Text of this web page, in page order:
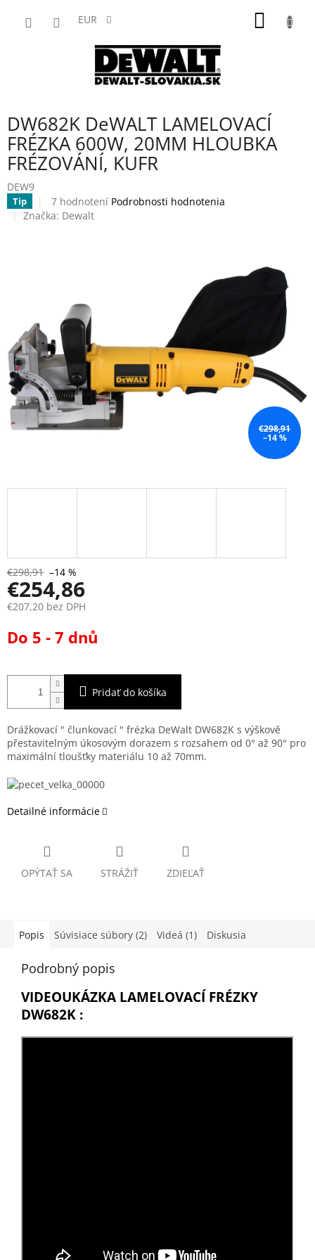
EUR
DW682K DeWALT LAMELOVACÍ
FRÉZKA 600W, 20MM HLOUBKA
FRÉZOVÁNÍ, KUFR
DEW9
Tip
Priemerné
hodnotenie
7 hodnotení Podrobnosti hodnotenia
Značka: Dewalt
€298,91
–14 %
€298,91 –14 %
€254,86
€207,20 bez DPH
cena:
Do 5 - 7 dnů
Pridať do košíka
Drážkovací " člunkovací " frézka DeWalt DW682K s výškově
přestavitelným úkosovým dorazem s rozsahem od 0° až 90° pro
maximální tloušťky materiálu 10 až 70mm.
Detailné informácie
OPÝTAŤ SA STRÁŽIŤ ZDIEĽAŤ
Popis Súvisiace súbory (2) Videá (1) Diskusia
Podrobný popis
VIDEOUKÁZKA LAMELOVACÍ FRÉZKY
DW682K :